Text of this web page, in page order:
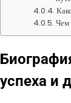
Чем
успеха и